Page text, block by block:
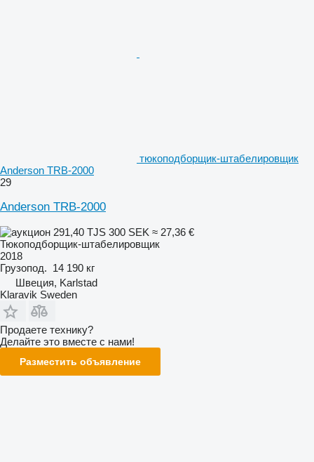
тюкоподборщик-штабелировщик
Anderson TRB-2000
29
Anderson TRB-2000
291,40 TJS 300 SEK ≈ 27,36 €
Тюкоподборщик-штабелировщик
2018
Грузопод. 14 190 кг
Швеция, Karlstad
Klaravik Sweden
Продаете технику?
Делайте это вместе с нами!
Разместить объявление